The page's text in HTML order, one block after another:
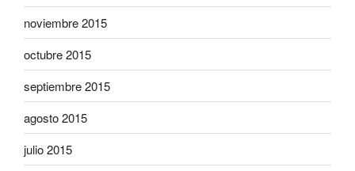
noviembre 2015
octubre 2015
septiembre 2015
agosto 2015
julio 2015